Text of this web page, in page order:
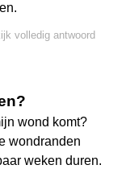
volledig antwoord
wond komt?
wondranden
weken duren.